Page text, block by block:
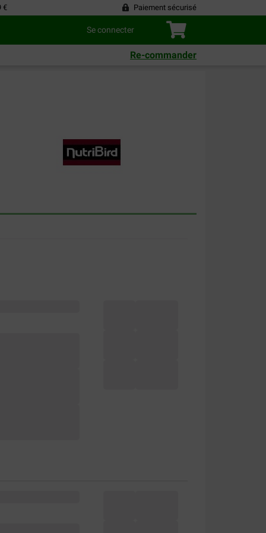
€ Paiement sécurisé
Se connecter
Re-commander